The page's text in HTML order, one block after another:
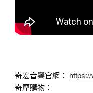
奇宏音響官網：
奇摩購物：